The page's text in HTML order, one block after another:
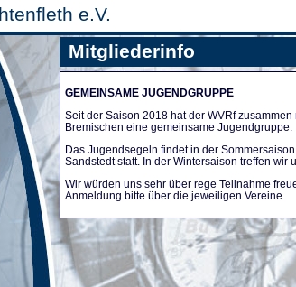
e.V.
Mitgliederinfo
GEMEINSAME JUGENDGRUPPE
Seit der Saison 2018 hat der WVRf
Bremischen eine gemeinsame Jugendgruppe.
Das Jugendsegeln findet in der
Sandstedt statt. In der Wintersaison treffen
Wir würden uns sehr über rege Teilnahme
Anmeldung bitte über die jeweiligen Vereine.